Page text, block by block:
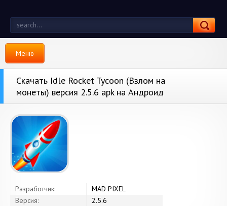
Меню
Скачать Idle Rocket Tycoon (Взлом на
монеты) версия 2.5.6 apk на Андроид
Разработчик:
MAD PIXEL
Версия:
2.5.6